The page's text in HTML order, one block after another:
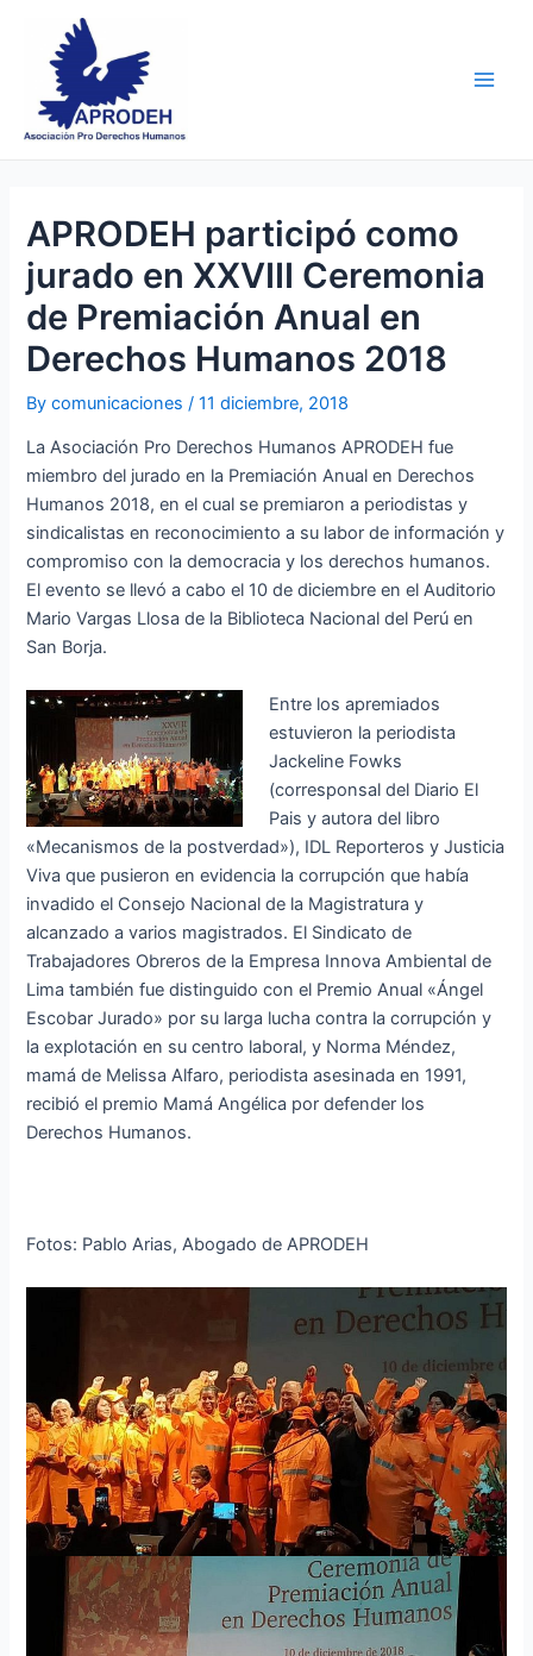
content
APRODEH participó como
jurado en XXVIII Ceremonia
de Premiación Anual en
Derechos Humanos 2018
Bycomunicaciones/11 diciembre, 2018
La Asociación Pro Derechos Humanos APRODEH fue
miembro del jurado en la Premiación Anual en Derechos
Humanos 2018, en el cual se premiaron a periodistas y
sindicalistas en reconocimiento a su labor de información y
compromiso con la democracia y los derechos humanos.
El evento se llevó a cabo el 10 de diciembre en el Auditorio
Mario Vargas Llosa de la Biblioteca Nacional del Perú en
San Borja.
Entre los apremiados
estuvieron la periodista
Jackeline Fowks
(corresponsal del Diario El
Pais y autora del libro
«Mecanismos de la postverdad»), IDL Reporteros y Justicia
Viva que pusieron en evidencia la corrupción que había
invadido el Consejo Nacional de la Magistratura y
alcanzado a varios magistrados. El Sindicato de
Trabajadores Obreros de la Empresa Innova Ambiental de
Lima también fue distinguido con el Premio Anual «Ángel
Escobar Jurado» por su larga lucha contra la corrupción y
la explotación en su centro laboral, y Norma Méndez,
mamá de Melissa Alfaro, periodista asesinada en 1991,
recibió el premio Mamá Angélica por defender los
Derechos Humanos.
Fotos: Pablo Arias, Abogado de APRODEH
navigation